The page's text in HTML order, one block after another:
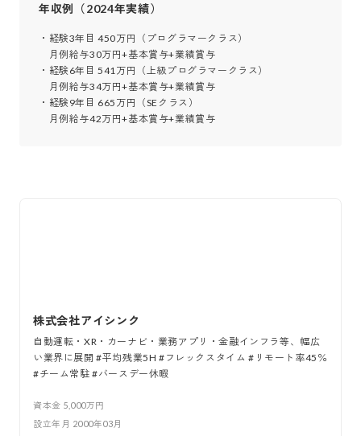
年収例（2024年実績）
・経験3年目 450万円（プログラマークラス）
月例給与30万円+基本賞与+業績賞与
・経験6年目 541万円（上級プログラマークラス）
月例給与34万円+基本賞与+業績賞与
・経験9年目 665万円（SEクラス）
月例給与42万円+基本賞与+業績賞与
株式会社アイシンク
自動運転・XR・カーナビ・業務アプリ・金融インフラ等、幅広
い業界に展開 #平均残業5H #フレックスタイム #リモート率45％
#チーム常駐 #バースデー休暇
資本金 5,000万円
設立年月 2000年03月